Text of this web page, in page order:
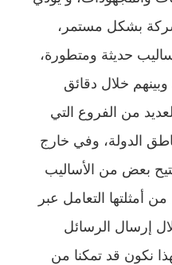
بشكل مستمر،
حديثة ومتطورة،
وبينهم خلال دقائق
من الفروع التي
الدولة، وفي خارج
بعض من الأساليب
أمثلتها التعامل عبر
إرسال الرسائل
نكون قد تمكنا من